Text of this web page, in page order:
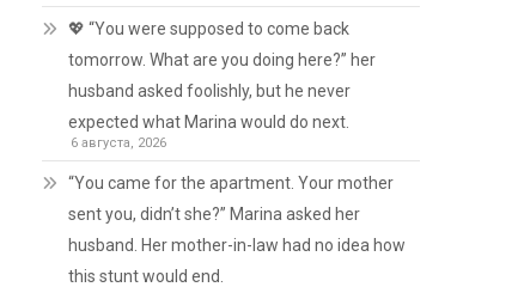
💖 “You were supposed to come back
tomorrow. What are you doing here?” her
husband asked foolishly, but he never
expected what Marina would do next.
6 августа, 2026
“You came for the apartment. Your mother
sent you, didn’t she?” Marina asked her
husband. Her mother-in-law had no idea how
this stunt would end.